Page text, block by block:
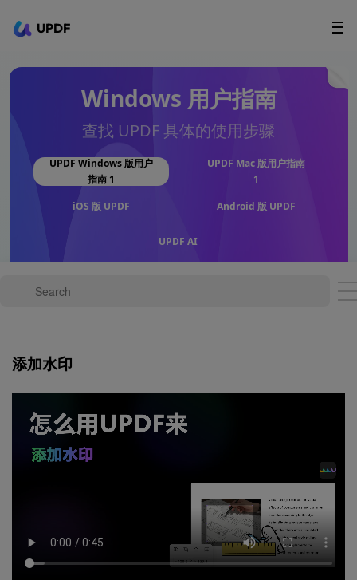
UPDF
AI Agents
在线 PDF
升级会员
Windows 用户指南
查找 UPDF 具体的使用步骤
UPDF Windows 版用户
指南 1
UPDF Mac 版用户指南
1
iOS 版 UPDF
Android 版 UPDF
UPDF AI
添加水印